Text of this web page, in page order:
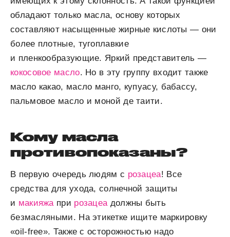
обладают только масла, основу которых
составляют насыщенные жирные кислоты — они
более плотные, тугоплавкие
и пленкообразующие. Яркий представитель —
кокосовое масло. Но в эту группу входит также
масло какао, масло манго, купуасу, бабассу,
пальмовое масло и моной де таити.
Кому масла
противопоказаны?
В первую очередь людям с розацеа! Все
средства для ухода, солнечной защиты
и макияжапри розацеадолжны быть
безмасляными. На этикетке ищите маркировку
«oil-free». Также с осторожностью надо